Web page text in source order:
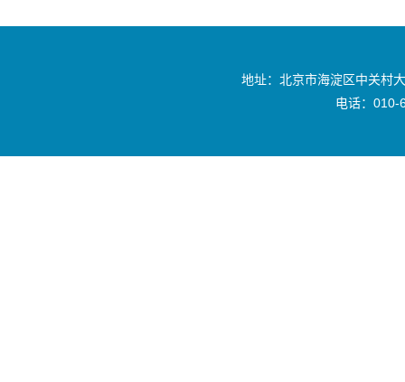
地址：北京市海淀区中关村
电话：